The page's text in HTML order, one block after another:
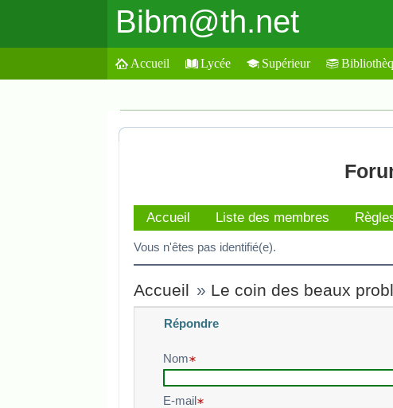
Bibm@th.net
Accueil Lycée Supérieur
Accueil Liste des membres
Vous n'êtes pas identifié(e).
Accueil » Le coin des beaux
Répondre
Veuillez composer votre message et
Nom
E-mail